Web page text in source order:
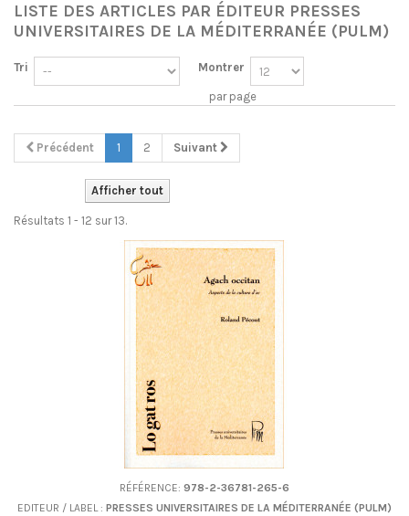
LISTE DES ARTICLES PAR ÉDITEUR PRESSES
UNIVERSITAIRES DE LA MÉDITERRANÉE (PULM)
Tri Montrer
par page
Précédent 1 2 Suivant
Afficher tout
Résultats 1 - 12 sur 13.
RÉFÉRENCE: 978-2-36781-265-6
EDITEUR / LABEL : PRESSES UNIVERSITAIRES DE LA MÉDITERRANÉE (PULM)